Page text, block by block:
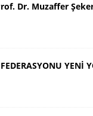
Dr. Muzaffer
YENİ